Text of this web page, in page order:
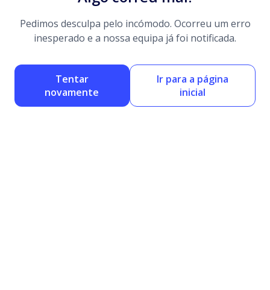
Pedimos desculpa pelo incómodo. Ocorreu um erro
inesperado e a nossa equipa já foi notificada.
Tentar
novamente
Ir para a página
inicial